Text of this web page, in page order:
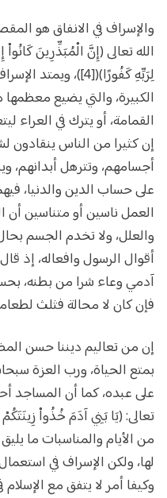
والإسراف في الانفاق هو
الله تعالى (إِنَّ الْمُبَذِّرِينَ
لِرَبِّهِ كَفُورًا)([4])،
الكبيرة، والتي يضيع
القمامة، أو يترك في العراء
إن كثيرا من الناس ينقادون
أجسامهم، وتترهل أبدانهم،
على حساب الدين والدنيا،
العمل ناسين أو متناسين
والعلل، ولا تخدم الجسم
أقوال الرسول وافعاله، إذ
آدمي وعاء شرا من بطنه،
فإن كان لا محالة فثلث
إن من تعاليم ديننا حسن
بمتع الحياة، ورب العزة
على عبده، كما أن المساجد
من الأيام والمناسبات ما
لها، ولكن الإسراف في
وكيفا أمر لا يتفق مع